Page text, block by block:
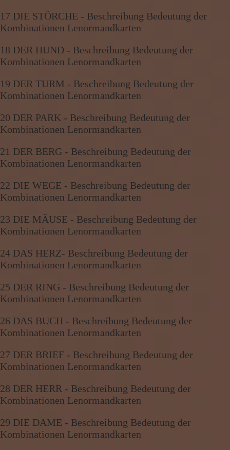
17 DIE STÖRCHE - Beschreibung Bedeutung der
Kombinationen Lenormandkarten
18 DER HUND - Beschreibung Bedeutung der
Kombinationen Lenormandkarten
19 DER TURM - Beschreibung Bedeutung der
Kombinationen Lenormandkarten
20 DER PARK - Beschreibung Bedeutung der
Kombinationen Lenormandkarten
21 DER BERG - Beschreibung Bedeutung der
Kombinationen Lenormandkarten
22 DIE WEGE - Beschreibung Bedeutung der
Kombinationen Lenormandkarten
23 DIE MÄUSE - Beschreibung Bedeutung der
Kombinationen Lenormandkarten
24 DAS HERZ- Beschreibung Bedeutung der
Kombinationen Lenormandkarten
25 DER RING - Beschreibung Bedeutung der
Kombinationen Lenormandkarten
26 DAS BUCH - Beschreibung Bedeutung der
Kombinationen Lenormandkarten
27 DER BRIEF - Beschreibung Bedeutung der
Kombinationen Lenormandkarten
28 DER HERR - Beschreibung Bedeutung der
Kombinationen Lenormandkarten
29 DIE DAME - Beschreibung Bedeutung der
Kombinationen Lenormandkarten